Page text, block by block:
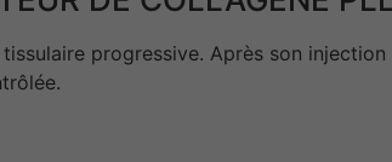
progressive. Après son